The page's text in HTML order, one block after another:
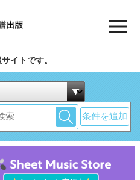
イトです。
条件を追加